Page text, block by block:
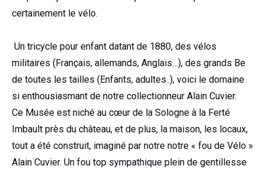
certainement le vélo.
Un tricycle pour enfant datant de 1880, des vélos
militaires (Français, allemands, Anglais…), des grands Be
de toutes les tailles (Enfants, adultes..), voici le domaine
si enthousiasmant de notre collectionneur Alain Cuvier.
Ce Musée est niché au cœur de la Sologne à la Ferté
Imbault près du château, et de plus, la maison, les locaux,
tout a été construit, imaginé par notre notre « fou de Vélo »
Alain Cuvier. Un fou top sympathique plein de gentillesse